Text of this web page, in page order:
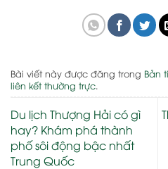
Bài viết này được đăng trong Bản
liên kết thường trực.
Du lịch Thượng Hải có gì
hay? Khám phá thành
phố sôi động bậc nhất
Trung Quốc